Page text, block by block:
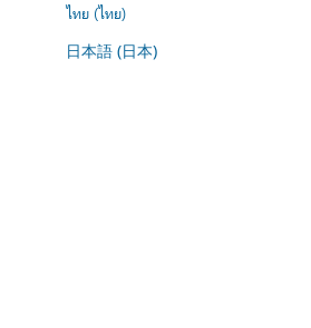
ไทย (ไทย)
日本語 (日本)